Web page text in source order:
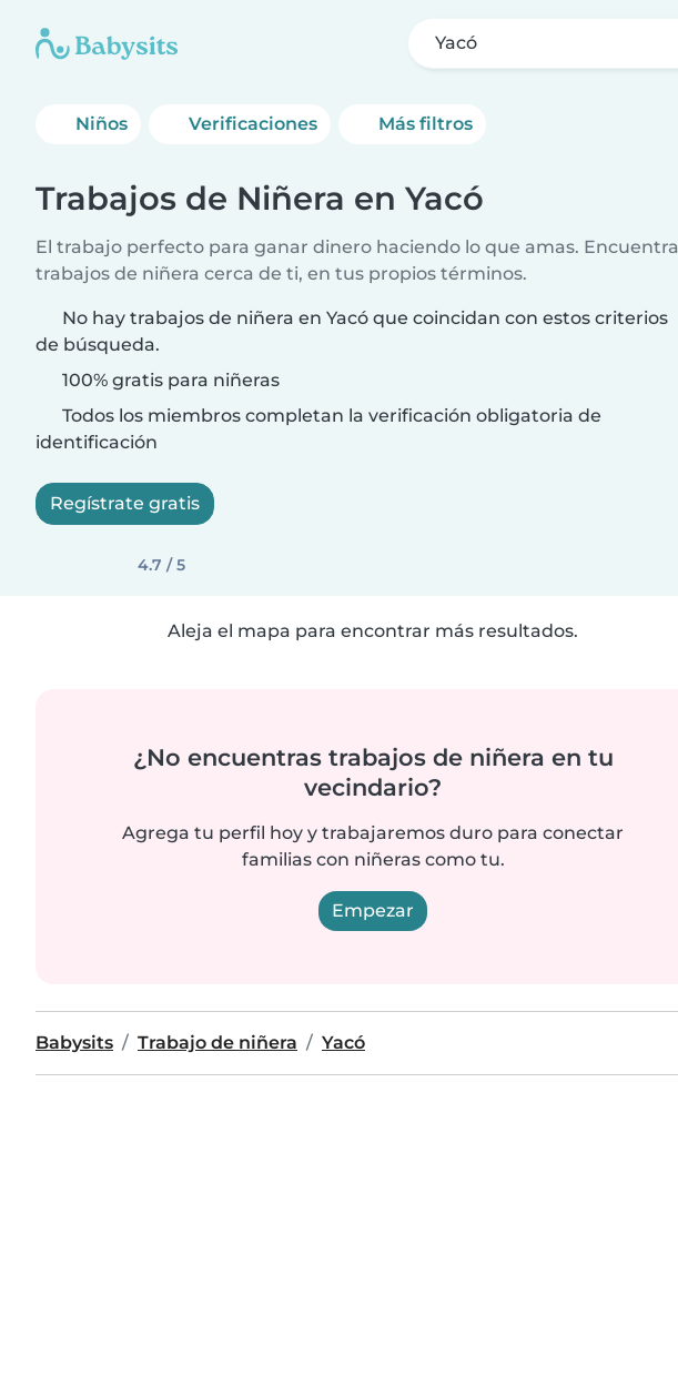
Yacó
Niños Verificaciones Más filtros
Trabajos de Niñera en Yacó
El trabajo perfecto para ganar dinero haciendo lo que amas. Encuentra
trabajos de niñera cerca de ti, en tus propios términos.
No hay trabajos de niñera en Yacó que coincidan con estos criterios
de búsqueda.
100% gratis para niñeras
Todos los miembros completan la verificación obligatoria de
identificación
Regístrate gratis
4.7 / 5
Aleja el mapa para encontrar más resultados.
¿No encuentras trabajos de niñera en tu
vecindario?
Agrega tu perfil hoy y trabajaremos duro para conectar
familias con niñeras como tu.
Empezar
Babysits Trabajo de niñera Yacó